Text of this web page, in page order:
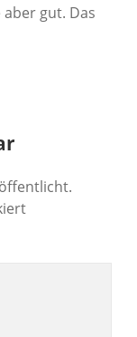
gut. Das